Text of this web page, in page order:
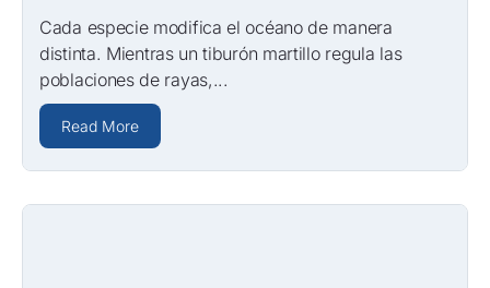
Cada especie modifica el océano de manera
distinta. Mientras un tiburón martillo regula las
poblaciones de rayas,...
Read More